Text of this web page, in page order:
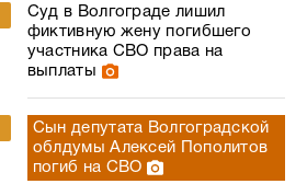
Суд в Волгограде лишил
фиктивную жену погибшего
участника СВО права на
выплаты
Сын депутата Волгоградской
облдумы Алексей Пополитов
погиб на СВО